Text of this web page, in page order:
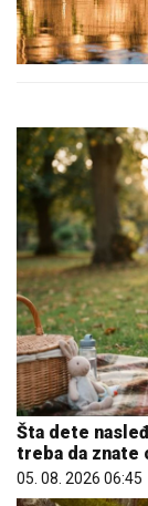
Šta dete
treba da znate
05. 08. 2026 06:45